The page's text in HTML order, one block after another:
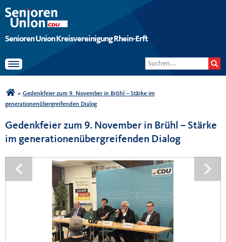
Senioren Union Kreisvereinigung Rhein-Erft
Suchformular
Suche
Toggle navigation
Sie sind hier
» Gedenkfeier zum 9. November in Brühl – Stärke im
generationenübergreifenden Dialog
Gedenkfeier zum 9. November in Brühl – Stärke
im generationenübergreifenden Dialog